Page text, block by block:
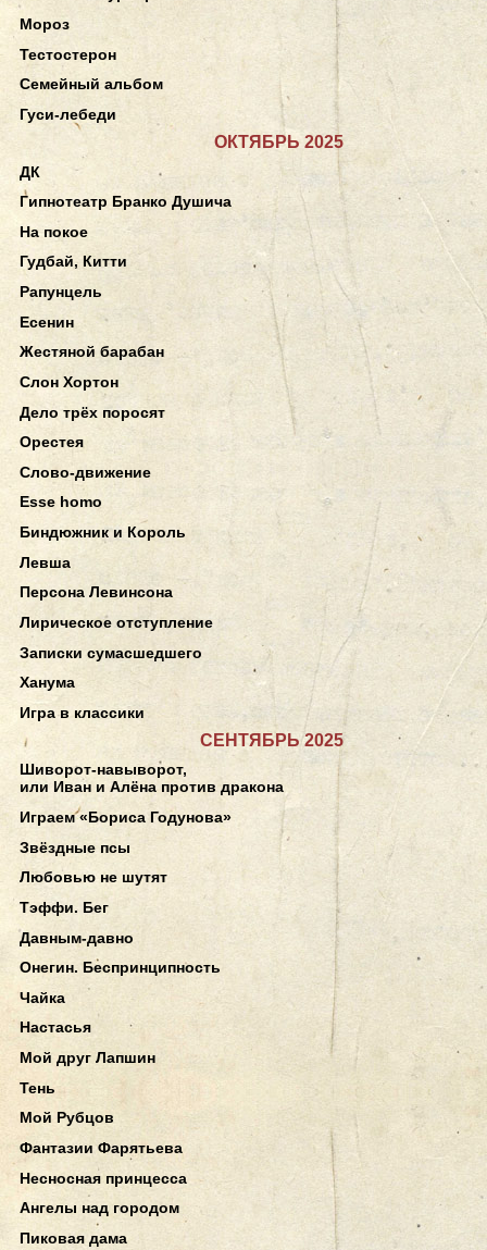
Мороз
Тестостерон
Семейный альбом
Гуси-лебеди
ОКТЯБРЬ 2025
ДК
Гипнотеатр Бранко Душича
На покое
Гудбай, Китти
Рапунцель
Есенин
Жестяной барабан
Слон Хортон
Дело трёх поросят
Орестея
Слово-движение
Esse homo
Биндюжник и Король
Левша
Персона Левинсона
Лирическое отступление
Записки сумасшедшего
Ханума
Игра в классики
СЕНТЯБРЬ 2025
Шиворот-навыворот,
или Иван и Алёна против дракона
Играем «Бориса Годунова»
Звёздные псы
Любовью не шутят
Тэффи. Бег
Давным-давно
Онегин. Беспринципность
Чайка
Настасья
Мой друг Лапшин
Тень
Мой Рубцов
Фантазии Фарятьева
Несносная принцесса
Ангелы над городом
Пиковая дама